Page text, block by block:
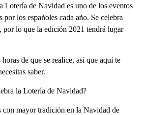
de Navidad es uno de los eventos
por los españoles cada año. Se celebra
por lo que la edición 2021 tendrá lugar
de que se realice, así que aquí te
saber.
la Lotería de Navidad?
con mayor tradición en la Navidad de